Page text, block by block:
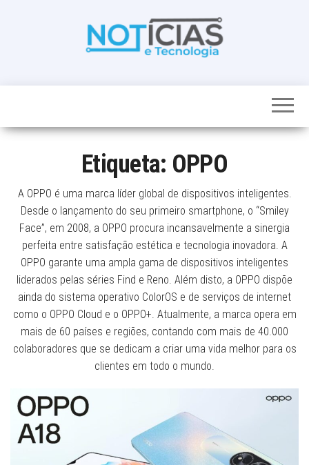
noticias de
num só lugar
Etiqueta: OPPO
A OPPO é uma marca líder global de dispositivos inteligentes.
Desde o lançamento do seu primeiro smartphone, o “Smiley
Face”, em 2008, a OPPO procura incansavelmente a sinergia
perfeita entre satisfação estética e tecnologia inovadora. A
OPPO garante uma ampla gama de dispositivos inteligentes
liderados pelas séries Find e Reno. Além disto, a OPPO dispõe
ainda do sistema operativo ColorOS e de serviços de internet
como o OPPO Cloud e o OPPO+. Atualmente, a marca opera em
mais de 60 países e regiões, contando com mais de 40.000
colaboradores que se dedicam a criar uma vida melhor para os
clientes em todo o mundo.